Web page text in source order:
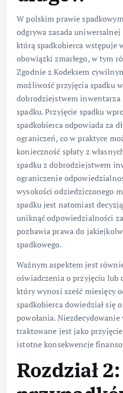
W polskim prawie
odgrywa zasada
którą spadkobierca wstępuje
obowiązki zmarłego, w tym
Zgodnie z Kodeksem
możliwość przyjęcia spadku
dobrodziejstwem inwentarza
spadku. Przyjęcie spadku
spadkobierca odpowiada za
ograniczeń, co w praktyce
konieczność spłaty z
spadku z dobrodziejstwem
ograniczenie
wysokości odziedziczonego
spadku jest natomiast
uniknąć odpowiedzialności
pozbawia prawa do
spadkowego.
Ważnym aspektem jest
oświadczenia o przyjęciu lub
który wynosi sześć miesięcy
spadkobierca dowiedział się
powołania.
traktowane jest jako
istotne konsekwencje
Rozdział